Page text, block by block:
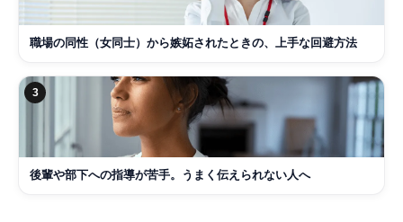
職場の同性（女同士）から嫉妬されたときの、上手な回避方法
3
後輩や部下への指導が苦手。うまく伝えられない人へ